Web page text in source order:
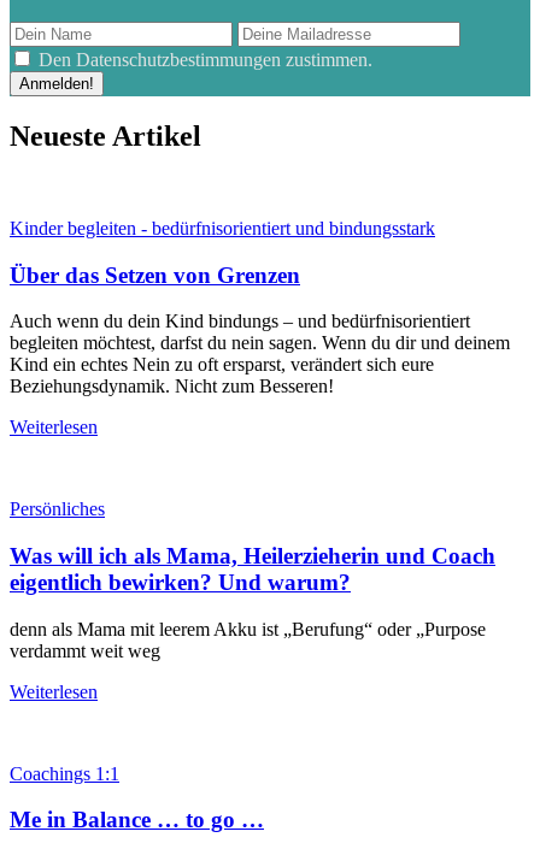
Den Datenschutzbestimmungen zustimmen.
Neueste Artikel
Kinder begleiten - bedürfnisorientiert und bindungsstark
Über das Setzen von Grenzen
Auch wenn du dein Kind bindungs – und bedürfnisorientiert
begleiten möchtest, darfst du nein sagen. Wenn du dir und deinem
Kind ein echtes Nein zu oft ersparst, verändert sich eure
Beziehungsdynamik. Nicht zum Besseren!
Weiterlesen
Persönliches
Was will ich als Mama, Heilerzieherin und Coach
eigentlich bewirken? Und warum?
denn als Mama mit leerem Akku ist „Berufung“ oder „Purpose
verdammt weit weg
Weiterlesen
Coachings 1:1
Me in Balance … to go …